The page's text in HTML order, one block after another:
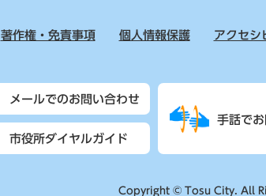
著作権・免責事項 個人情報保護 アクセシ
メールでのお問い合わせ
市役所ダイヤルガイド
手話で
Copyright © Tosu City. All